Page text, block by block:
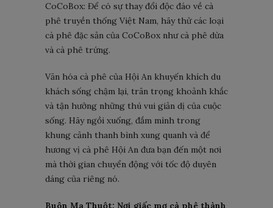
CoCoBox: Để có sự thay đổi độc đáo về cà
phê truyền thống Việt Nam, hãy thử các loại
cà phê đặc sản của CoCoBox như cà phê dừa
và cà phê trứng.
Văn hóa cà phê của Hội An khuyến khích du
khách sống chậm lại, trân trọng khoảnh khắc
và tận hưởng những thú vui giản dị của cuộc
sống. Hãy ngồi xuống, đắm mình trong
khung cảnh thanh bình xung quanh và để
hương vị cà phê Hội An đưa bạn đến một nơi
mà thời gian chuyển động với tốc độ duyên
dáng của riêng nó.
Buôn Ma Thuột: Nơi giấc mơ cà phê thành